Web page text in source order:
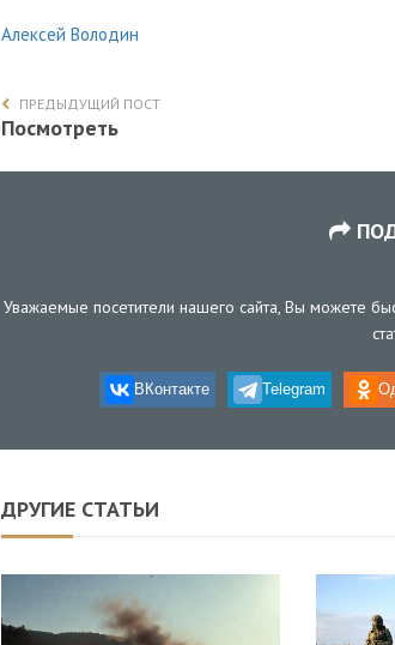
Алексей Володин
ПРЕДЫДУЩИЙ ПОСТ
Посмотреть
Уважаемые посетители нашего сайта, Вы можете
ВКонтакте Telegram
ДРУГИЕ СТАТЬИ